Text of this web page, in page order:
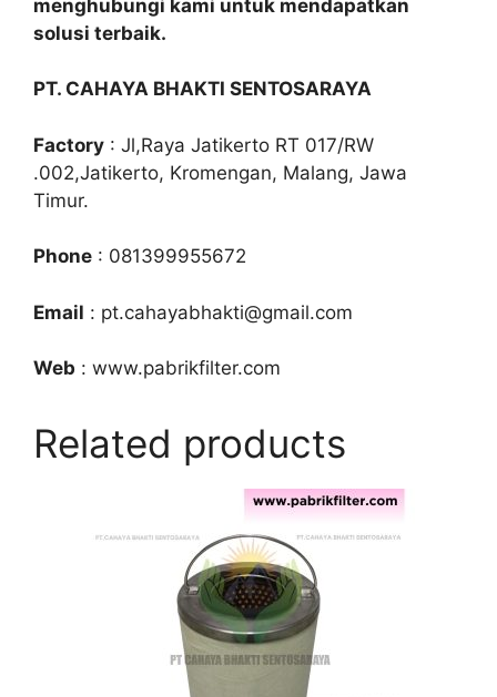
menghubungi kami untuk mendapatkan
solusi terbaik.
PT. CAHAYA BHAKTI SENTOSARAYA
Factory : Jl,Raya Jatikerto RT 017/RW
.002,Jatikerto, Kromengan, Malang, Jawa
Timur.
Phone : 081399955672
Email : pt.cahayabhakti@gmail.com
Web : www.pabrikfilter.com
Related products